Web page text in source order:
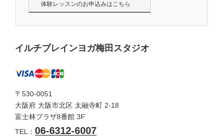
体験レッスンのお申込みはこちら
イルチブレインヨガ梅田スタジオ
〒530-0051
大阪府 大阪市北区 太融寺町 2-18
富士林プラザ8番館 3F
TEL： 06-6312-6007